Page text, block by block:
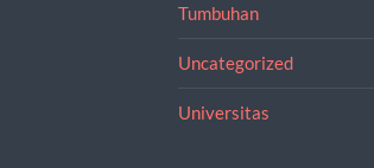
Tumbuhan
Uncategorized
Universitas